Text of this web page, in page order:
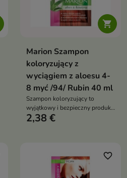

Marion Szampon
koloryzujący z
wyciągiem z aloesu 4-
8 myć /94/ Rubin 40 ml
Szampon koloryzujący to
wyjątkowy i bezpieczny produkt
do koloryzacji włosów
2,38 €
favorite_border